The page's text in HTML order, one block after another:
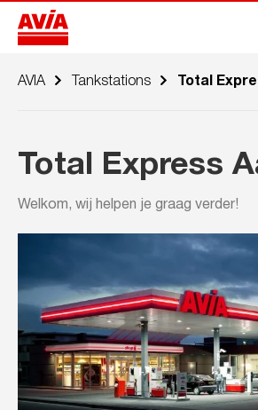
AVIA Tankstations Total
Total Express
Welkom, wij helpen je graag verder!